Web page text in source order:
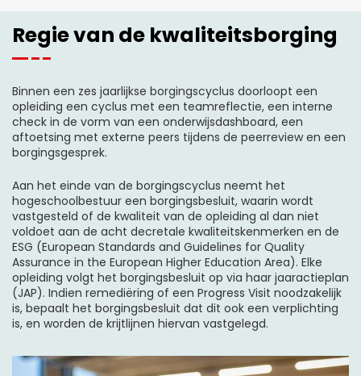
Regie van de kwaliteitsborging
Binnen een zes jaarlijkse borgingscyclus doorloopt een
opleiding een cyclus met een teamreflectie, een interne
check in de vorm van een onderwijsdashboard, een
aftoetsing met externe peers tijdens de peerreview en een
borgingsgesprek.
Aan het einde van de borgingscyclus neemt het
hogeschoolbestuur een borgingsbesluit, waarin wordt
vastgesteld of de kwaliteit van de opleiding al dan niet
voldoet aan de acht decretale kwaliteitskenmerken en de
ESG (European Standards and Guidelines for Quality
Assurance in the European Higher Education Area). Elke
opleiding volgt het borgingsbesluit op via haar jaaractieplan
(JAP). Indien remediëring of een Progress Visit noodzakelijk
is, bepaalt het borgingsbesluit dat dit ook een verplichting
is, en worden de krijtlijnen hiervan vastgelegd.